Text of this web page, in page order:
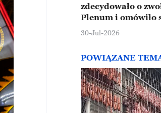
zdecydowało o
Plenum i omówiło
gospodarki
30-Jul-2026
POWIĄZANE